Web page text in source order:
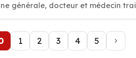
générale, docteur et médecin
1 2 3 4 5